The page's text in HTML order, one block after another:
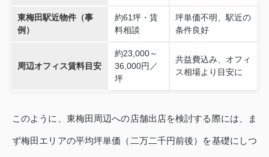
東梅田駅近物件（事
例）
約61坪・賃
料相談
坪単価不明、駅近の
条件良好
周辺オフィス賃料目安
約23,000～
36,000円／
坪
共益費込み、オフィ
ス相場より目安に
このように、東梅田周辺への店舗出店を検討する際には、ま
ず梅田エリアの平均坪単価（二万二千円前後）を基礎にしつ